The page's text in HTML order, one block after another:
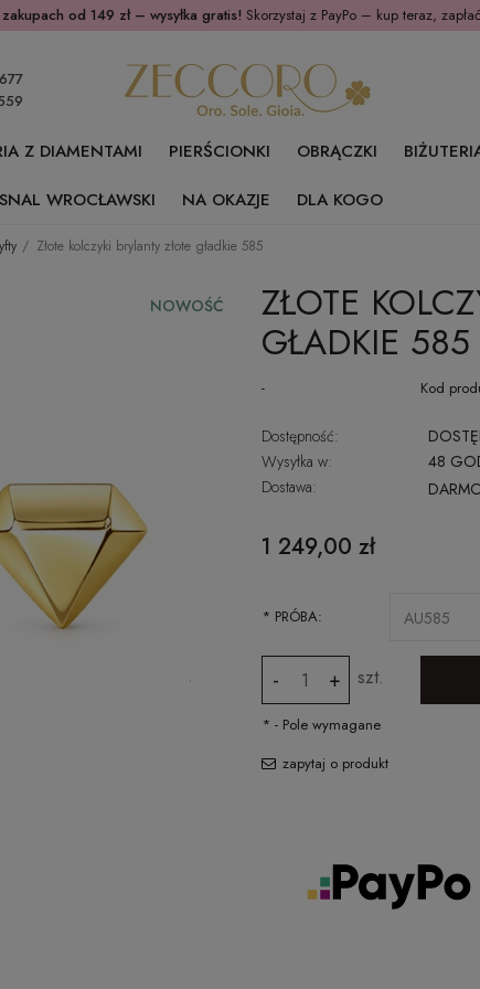
od 149 zł – wysyłka gratis! Skorzystaj z PayPo – kup teraz,
Z DIAMENTAMI PIERŚCIONKI OBRĄCZKI
WROCŁAWSKI
NA OKAZJE DLA KOGO
Złote kolczyki brylanty złote gładkie 585
NOWOŚĆ ZŁOTE
GŁADKIE 585
- Kod
Dostępność:
Wysyłka w:
48
Dostawa:
CENA NIE ZAWIERA EWENTUALNYCH
KOSZTÓW PŁATNOŚCI
1 249,00 zł
* PRÓBA:
- + szt.
* - Pole wymagane
zapytaj o produkt